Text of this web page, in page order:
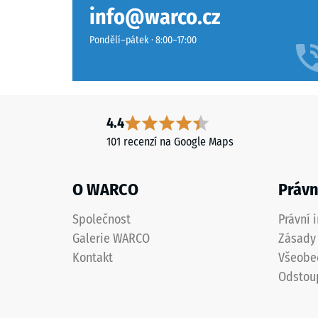
Různé
odstíny
zelené
barevný
trávník.
Materiál
–
Třída
v
-
škály
info@warco.cz
Pondělí–pátek · 8:00–17:00
4.4
101 recenzí na Google Maps
O WARCO
Společnost
Galerie WARCO
Kontakt
Právní